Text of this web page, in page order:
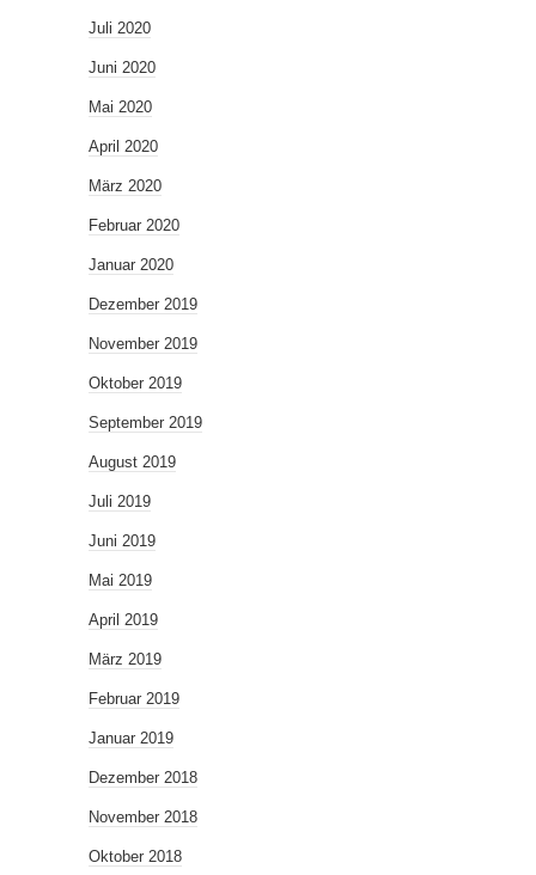
Juli 2020
Juni 2020
Mai 2020
April 2020
März 2020
Februar 2020
Januar 2020
Dezember 2019
November 2019
Oktober 2019
September 2019
August 2019
Juli 2019
Juni 2019
Mai 2019
April 2019
März 2019
Februar 2019
Januar 2019
Dezember 2018
November 2018
Oktober 2018